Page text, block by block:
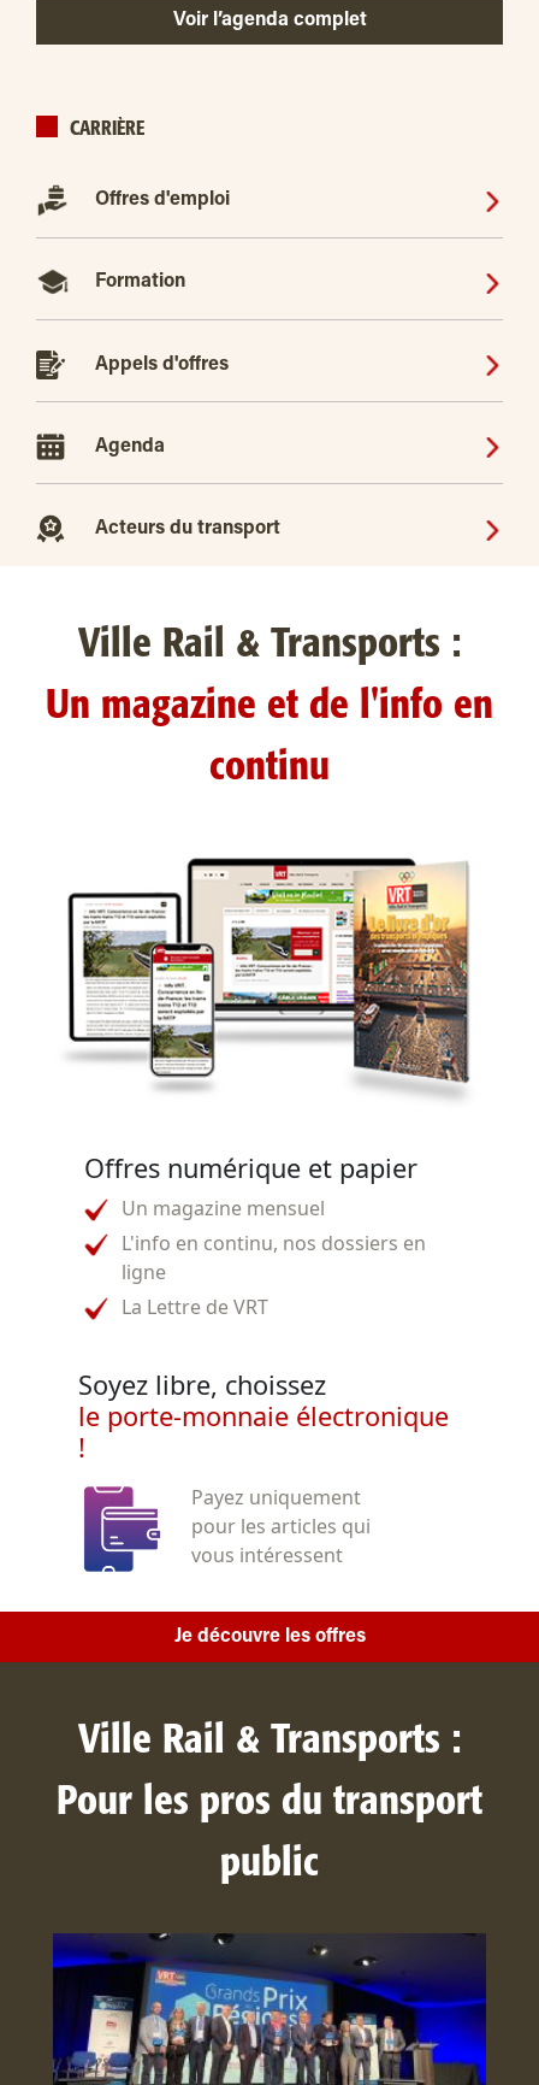
Voir l’agenda complet
CARRIÈRE
Offres d'emploi
Formation
Appels d'offres
Agenda
Acteurs du transport
Ville Rail & Transports :
Un magazine et de l'info en
continu
Offres numérique et papier
Un magazine mensuel
L'info en continu, nos dossiers en
ligne
La Lettre de VRT
Soyez libre, choissez
le porte-monnaie électronique
!
Payez uniquement
pour les articles qui
vous intéressent
Je découvre les offres
Ville Rail & Transports :
Pour les pros du transport
public